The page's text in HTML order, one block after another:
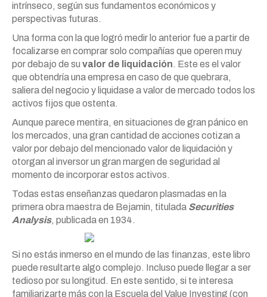
intrínseco, según sus fundamentos económicos y
perspectivas futuras.
Una forma con la que logró medir lo anterior fue a partir de
focalizarse en comprar solo compañías que operen muy
por debajo de su valor de liquidación. Este es el valor
que obtendría una empresa en caso de que quebrara,
saliera del negocio y liquidase a valor de mercado todos los
activos fijos que ostenta.
Aunque parece mentira, en situaciones de gran pánico en
los mercados, una gran cantidad de acciones cotizan a
valor por debajo del mencionado valor de liquidación y
otorgan al inversor un gran margen de seguridad al
momento de incorporar estos activos.
Todas estas enseñanzas quedaron plasmadas en la
primera obra maestra de Bejamin, titulada Securities
Analysis, publicada en 1934.
Si no estás inmerso en el mundo de las finanzas, este libro
puede resultarte algo complejo. Incluso puede llegar a ser
tedioso por su longitud. En este sentido, si te interesa
familiarizarte más con la Escuela del Value Investing (con